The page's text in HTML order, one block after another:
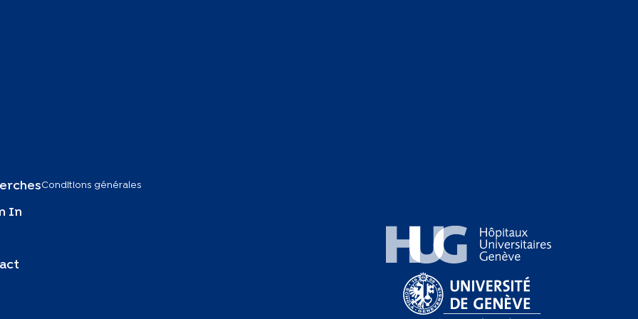
In
Conditions générales
Hôpitaux Universitaires Genève
Université de Genève